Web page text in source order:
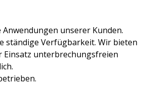
unserer Kunden.
ständige Verfügbarkeit. Wir bieten
Einsatz unterbrechungsfreien